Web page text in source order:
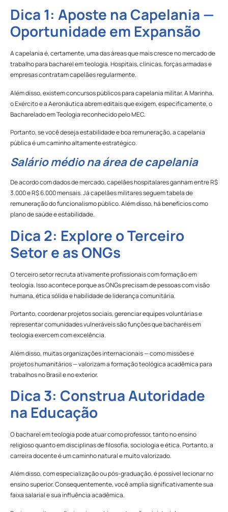
Dica 1: Aposte na Capelania —
Oportunidade em Expansão
A capelania é, certamente, uma das áreas que mais cresce no mercado de
trabalho para bacharel em teologia. Hospitais, clínicas, forças armadas e
empresas contratam capelães regularmente.
Além disso, existem concursos públicos para capelania militar. A Marinha,
o Exército e a Aeronáutica abrem editais que exigem, especificamente, o
Bacharelado em Teologia reconhecido pelo MEC.
Portanto, se você deseja estabilidade e boa remuneração, a capelania
pública é um caminho altamente estratégico.
Salário médio na área de capelania
De acordo com dados de mercado, capelães hospitalares ganham entre R$
3.000 e R$ 6.000 mensais. Já capelães militares seguem tabela de
remuneração do funcionalismo público. Além disso, há benefícios como
plano de saúde e estabilidade.
Dica 2: Explore o Terceiro
Setor e as ONGs
O terceiro setor recruta ativamente profissionais com formação em
teologia. Isso acontece porque as ONGs precisam de pessoas com visão
humana, ética sólida e habilidade de liderança comunitária.
Portanto, coordenar projetos sociais, gerenciar equipes voluntárias e
representar comunidades vulneráveis são funções que bacharéis em
teologia exercem com excelência.
Além disso, muitas organizações internacionais — como missões e
projetos humanitários — valorizam a formação teológica acadêmica para
trabalhos no Brasil e no exterior.
Dica 3: Construa Autoridade
na Educação
O bacharel em teologia pode atuar como professor, tanto no ensino
religioso quanto em disciplinas de filosofia, sociologia e ética. Portanto, a
carreira docente é um caminho natural e muito valorizado.
Além disso, com especialização ou pós-graduação, é possível lecionar no
ensino superior. Consequentemente, você amplia significativamente sua
faixa salarial e sua influência acadêmica.